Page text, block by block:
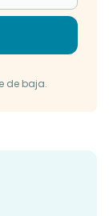
de baja.